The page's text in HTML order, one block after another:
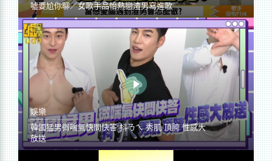
噓要尬你聊／女歌手品怡熱戀渣男寫進歌
娛樂
韓國猛男微喘氣快問快答 抖ㄋㄟ 秀肌 頂胯 性感大
放送